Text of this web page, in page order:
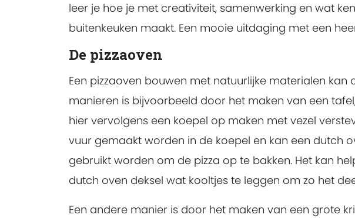
leer je hoe je met creativiteit, samenwerking en wat
buitenkeuken maakt. Een mooie uitdaging met een
De pizzaoven
Een pizzaoven bouwen met natuurlijke materialen kan
manieren is bijvoorbeeld door het maken van een
hier vervolgens een koepel op maken met vezel
vuur gemaakt worden in de koepel en kan een dutch
gebruikt worden om de pizza op te bakken. Het kan
dutch oven deksel wat kooltjes te leggen om zo het
Een andere manier is door het maken van een grote